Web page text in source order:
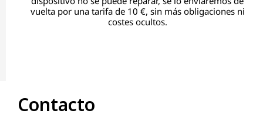
vuelta por una tarifa de 10 €, sin más obligaciones ni
costes ocultos.
Contacto